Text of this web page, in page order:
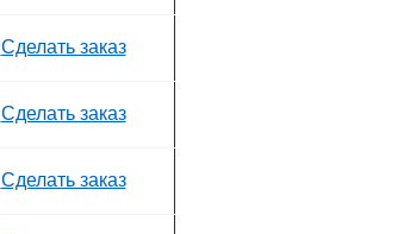
Сделать заказ
Сделать заказ
Сделать заказ